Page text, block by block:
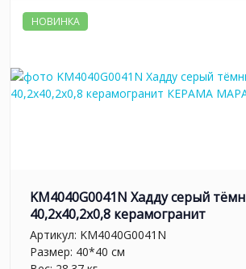
НОВИНКА
KM4040G0041N Хадду серый
40,2x40,2x0,8 керамогранит
Артикул: KM4040G0041N
Размер: 40*40 см